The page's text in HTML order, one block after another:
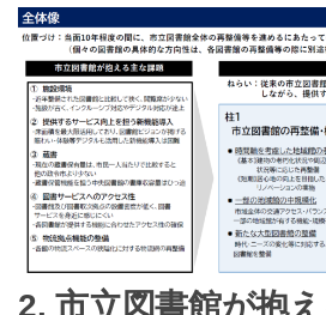
2. 市立図書館が抱